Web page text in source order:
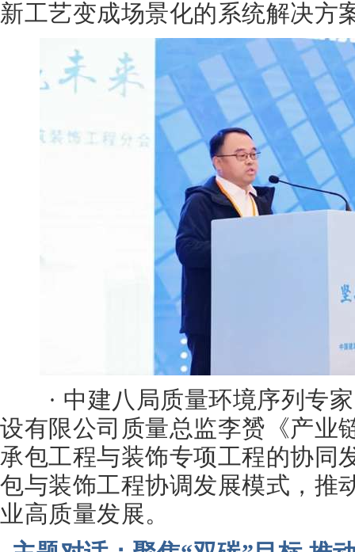
新工艺变成场景化的系统解决方
· 中建八局质量环境序列专家
设有限公司质量总监李赟《产业
承包工程与装饰专项工程的协同
包与装饰工程协调发展模式，推
业高质量发展。